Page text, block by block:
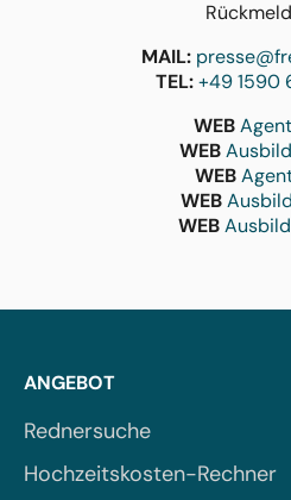
MAIL:
TEL:+49 1590
WEB
WEB
WEB
WEB
WEB
ANGEBOT
Rednersuche
Hochzeitskosten-Rechner